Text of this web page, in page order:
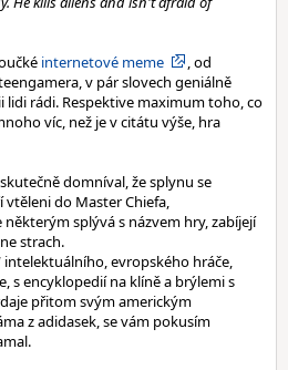
internetové meme
, od
v pár slovech geniálně
lidi rádi. Respektive maximum toho, co
víc, než je v citátu výše, hra
domníval, že splynu se
do Master Chiefa,
splývá s názvem hry, zabíjejí
strach.
intelektuálního, evropského hráče,
s encyklopedií na klíně a brýlemi s
přitom svým americkým
z adidasek, se vám pokusím